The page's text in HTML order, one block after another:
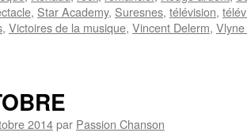
, Star Academy, Suresnes, télévision,
, Victoires de la musique, Vincent Delerm,
2014par Passion Chanson